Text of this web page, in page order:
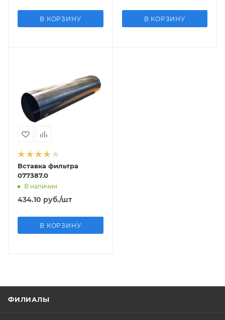
В КОРЗИНУ В КОРЗИНУ
Вставка фильтра
077387.0
В наличии
434.10 руб./шт
В КОРЗИНУ
ФИЛИАЛЫ